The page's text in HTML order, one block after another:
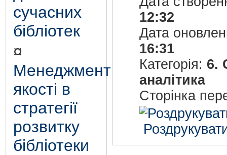
сучасних
бібліотек
¤
Менеджмент
якості в
стратегії
розвитку
бібліотеки
12:32
Дата
16:31
Категорія: 6.
аналітика
Сторінка